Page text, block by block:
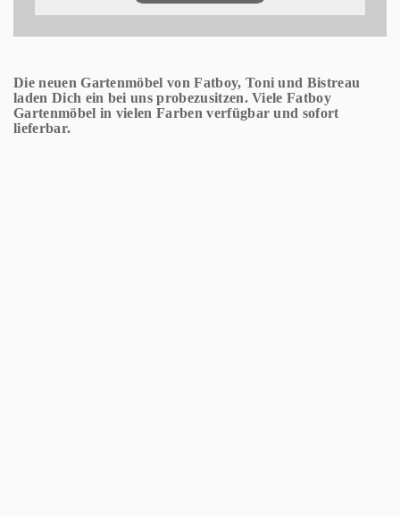
verhindern, so müssen Sie das Speichern von Cookies
unter:https://www.google.de/intl/de/policies/privacy/
Die neuen Gartenmöbel von Fatboy, Toni und Bistreau
laden Dich ein bei uns probezusitzen. Viele Fatboy
Gartenmöbel in vielen Farben verfügbar und sofort
lieferbar.